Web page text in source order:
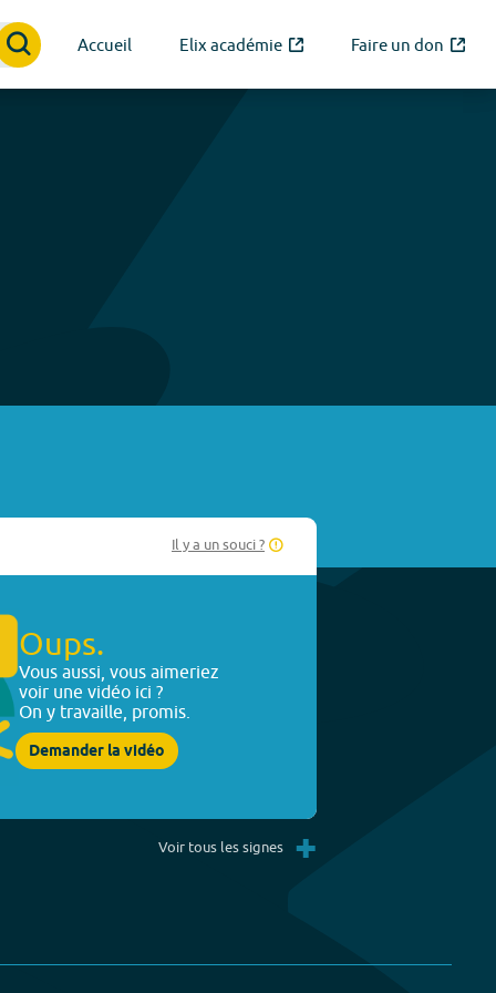
Accueil Elix académie Faire un don
Il y a un souci ?
Oups.
Vous aussi, vous aimeriez
voir une vidéo ici ?
On y travaille, promis.
Demander la vidéo
Voir tous les signes +